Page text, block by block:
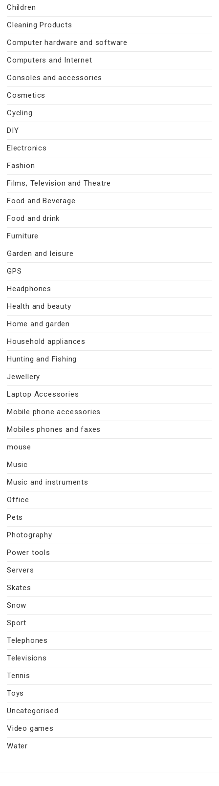
Children
Cleaning Products
Computer hardware and software
Computers and Internet
Consoles and accessories
Cosmetics
Cycling
DIY
Electronics
Fashion
Films, Television and Theatre
Food and Beverage
Food and drink
Furniture
Garden and leisure
GPS
Headphones
Health and beauty
Home and garden
Household appliances
Hunting and Fishing
Jewellery
Laptop Accessories
Mobile phone accessories
Mobiles phones and faxes
mouse
Music
Music and instruments
Office
Pets
Photography
Power tools
Servers
Skates
Snow
Sport
Telephones
Televisions
Tennis
Toys
Uncategorised
Video games
Water